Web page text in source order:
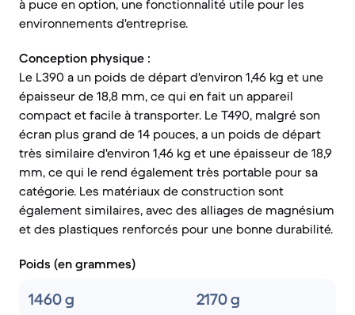
à puce en option, une fonctionnalité utile pour les
environnements d'entreprise.
Conception physique :
Le L390 a un poids de départ d'environ 1,46 kg et une
épaisseur de 18,8 mm, ce qui en fait un appareil
compact et facile à transporter. Le T490, malgré son
écran plus grand de 14 pouces, a un poids de départ
très similaire d'environ 1,46 kg et une épaisseur de 18,9
mm, ce qui le rend également très portable pour sa
catégorie. Les matériaux de construction sont
également similaires, avec des alliages de magnésium
et des plastiques renforcés pour une bonne durabilité.
Poids (en grammes)
1460 g 2170 g